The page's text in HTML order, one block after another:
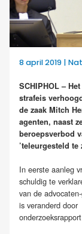
8 april 2019 |
SCHIPHOL –
strafeis
de zaak Mitch
agenten, naast
beroepsverbod
’teleurgesteld te
In eerste aanleg
schuldig te
van de
is veranderd door